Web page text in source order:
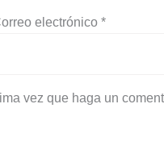
electrónico*
vez que haga un